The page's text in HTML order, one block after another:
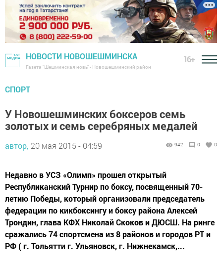
НОВОСТИ НОВОШЕШМИНСКА
Газета "Шешминская новь" - Новошешминский район
16+
СПОРТ
У Новошешминских боксеров семь
золотых и семь серебряных медалей
автор, 20 мая 2015 - 04:59 942 0 0
Недавно в УСЗ «Олимп» прошел открытый
Республиканский Турнир по боксу, посвященный 70-
летию Победы, который организовали председатель
федерации по кикбоксингу и боксу района Алексей
Трондин, глава КФХ Николай Скоков и ДЮСШ. На ринге
сражались 74 спортсмена из 8 районов и городов РТ и
РФ ( г. Тольятти г. Ульяновск, г. Нижнекамск,...